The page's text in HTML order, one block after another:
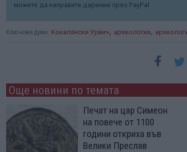
можете да направите дарение през PayPal
Ключови думи: Кокалянски Урвич , археология ,
Още новини по темата
Печат на цар Симеон
на повече от 1100
години откриха във
Велики Преслав